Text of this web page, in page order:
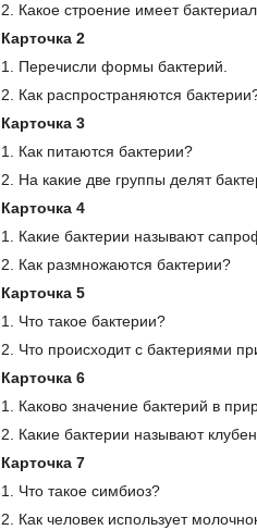
2. Какое строение имеет
Карточка 2
1. Перечисли формы бактерий.
2. Как распространяются
Карточка 3
1. Как питаются бактерии?
2. На какие две группы делят
Карточка 4
1. Какие бактерии называют
2. Как размножаются бактерии?
Карточка 5
1. Что такое бактерии?
2. Что происходит с бактериями
Карточка 6
1. Каково значение бактерий в
2. Какие бактерии называют
Карточка 7
1. Что такое симбиоз?
2. Как человек использует